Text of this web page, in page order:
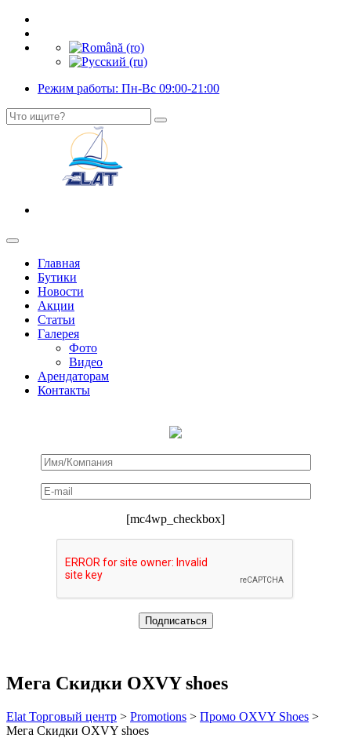
Режим работы: Пн-Вс 09:00-21:00
Главная
Бутики
Новости
Акции
Статьи
Галерея
Фото
Видео
Арендаторам
Контакты
[mc4wp_checkbox]
Мега Скидки OXVY shoes
Elat Торговый центр > Promotions > Промо OXVY Shoes >
Мега Скидки OXVY shoes